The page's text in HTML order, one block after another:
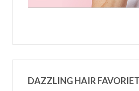
DAZZLING HAIR